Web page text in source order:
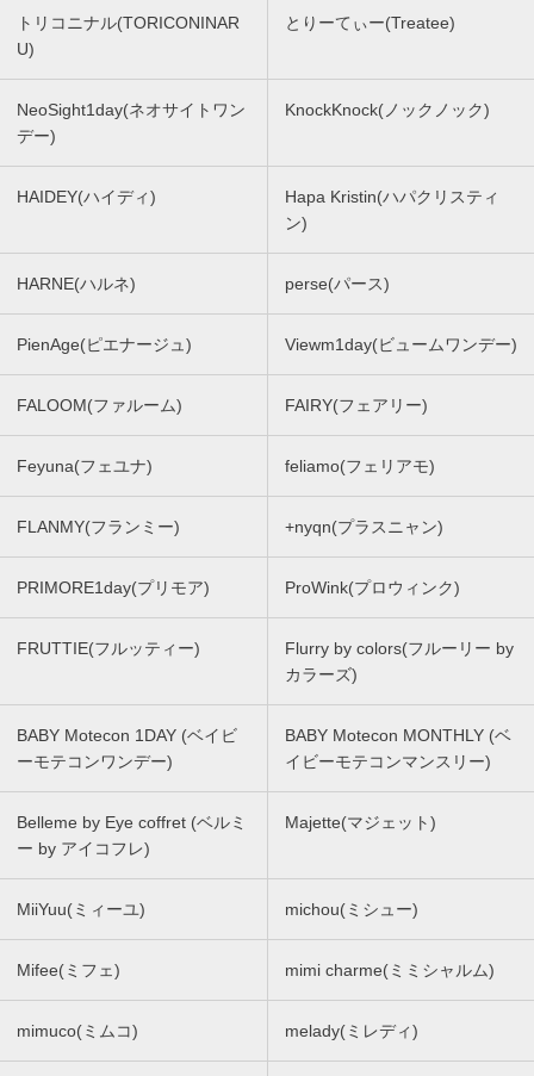
トリコニナル(TORICONINAR
U)
とりーてぃー(Treatee)
NeoSight1day(ネオサイトワン
デー)
KnockKnock(ノックノック)
HAIDEY(ハイディ)
Hapa Kristin(ハパクリスティ
ン)
HARNE(ハルネ) perse(パース)
PienAge(ピエナージュ) Viewm1day(ビュームワンデー)
FALOOM(ファルーム) FAIRY(フェアリー)
Feyuna(フェユナ) feliamo(フェリアモ)
FLANMY(フランミー) +nyqn(プラスニャン)
PRIMORE1day(プリモア) ProWink(プロウィンク)
FRUTTIE(フルッティー)
Flurry by colors(フルーリー by
カラーズ)
BABY Motecon 1DAY (ベイビ
ーモテコンワンデー)
BABY Motecon MONTHLY (ベ
イビーモテコンマンスリー)
Belleme by Eye coffret (ベルミ
ー by アイコフレ)
Majette(マジェット)
MiiYuu(ミィーユ) michou(ミシュー)
Mifee(ミフェ) mimi charme(ミミシャルム)
mimuco(ミムコ) melady(ミレディ)